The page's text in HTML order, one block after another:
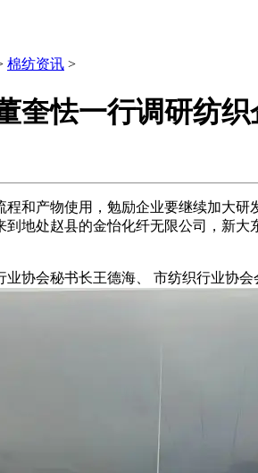
棉纺资讯 >
奎怯一行调研纺织
产物使用，勉励企业要继续加大研
地处赵县的金怡化纤无限公司，新
会秘书长王德海、 市纺织行业协会